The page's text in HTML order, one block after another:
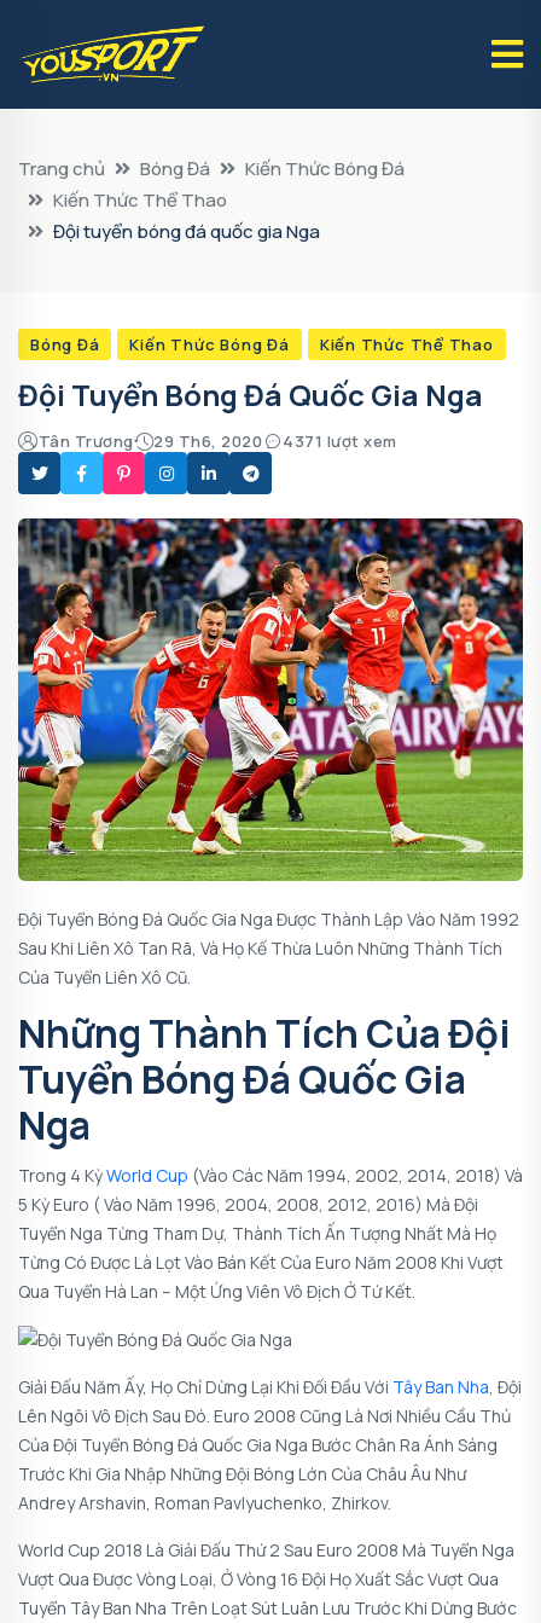
Trang chủ Bóng Đá
Kiến Thức Bóng Đá
Kiến Thức Thể Thao
Đội tuyển bóng đá quốc gia Nga
Bóng Đá Kiến Thức Bóng Đá Kiến Thức Thể Thao
Đội Tuyển Bóng Đá Quốc Gia Nga
Tân Trương 29 Th6, 2020 4371 lượt xem
Đội Tuyển Bóng Đá Quốc Gia Nga Được Thành Lập Vào Năm 1992
Sau Khi Liên Xô Tan Rã, Và Họ Kế Thừa Luôn Những Thành Tích
Của Tuyển Liên Xô Cũ.
Những Thành Tích Của Đội
Tuyển Bóng Đá Quốc Gia
Nga
Trong 4 KỳWorld Cup (vào Các Năm 1994, 2002, 2014, 2018) Và
5 Kỳ Euro ( Vào Năm 1996, 2004, 2008, 2012, 2016) Mà Đội
Tuyển Nga Từng Tham Dự, Thành Tích Ấn Tượng Nhất Mà Họ
Từng Có Được Là Lọt Vào Bán Kết Của Euro Năm 2008 Khi Vượt
Qua Tuyển Hà Lan – Một Ứng Viên Vô Địch Ở Tứ Kết.
Giải Đấu Năm Ấy, Họ Chỉ Dừng Lại Khi Đối Đầu Với Tây Ban Nha, Đội
Lên Ngôi Vô Địch Sau Đó. Euro 2008 Cũng Là Nơi Nhiều Cầu Thủ
Của Đội Tuyển Bóng Đá Quốc Gia Nga Bước Chân Ra Ánh Sáng
Trước Khi Gia Nhập Những Đội Bóng Lớn Của Châu Âu Như
Andrey Arshavin, Roman Pavlyuchenko, Zhirkov.
World Cup 2018 Là Giải Đấu Thứ 2 Sau Euro 2008 Mà Tuyển Nga
Vượt Qua Được Vòng Loại, Ở Vòng 16 Đội Họ Xuất Sắc Vượt Qua
Tuyển Tây Ban Nha Trên Loạt Sút Luân Lưu Trước Khi Dừng Bước